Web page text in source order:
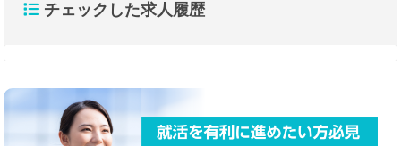
チェックした求人履歴